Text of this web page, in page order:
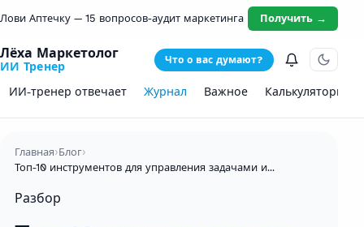
Лови Аптечку — 15 вопросов-аудит маркетинга Получить →
Лёха Маркетолог
ИИ Тренер Что о вас думают?
ИИ-тренер отвечает Журнал Важное Калькуляторы
Главная›Блог›
Топ-10 инструментов для управления задачами и to-do листами 2026
Разбор